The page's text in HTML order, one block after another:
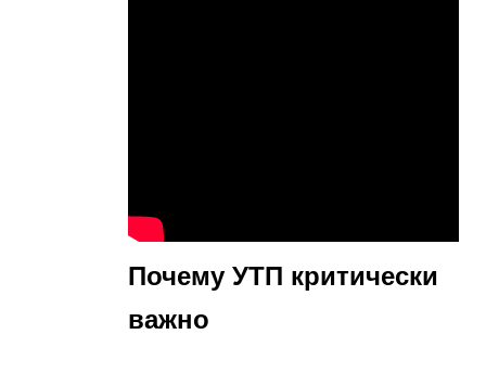
Почему УТП критически
важно